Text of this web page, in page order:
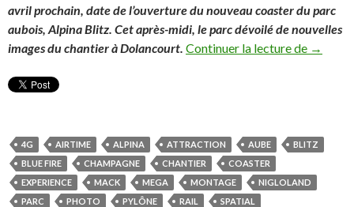
avril prochain, date de l’ouverture du nouveau coaster du parc
aubois, Alpina Blitz. Cet après-midi, le parc dévoilé de nouvelles
images du chantier à Dolancourt. Continuer la lecture de De
→
4G AIRTIME ALPINA ATTRACTION AUBE
BLITZ
BLUE FIRE
CHAMPAGNE CHANTIER
COASTER
EXPERIENCE
MACK MEGA MONTAGE
NIGLOLAND
PARC
PHOTO PYLÔNE RAIL SPATIAL